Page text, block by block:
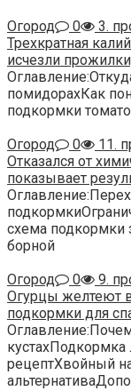
Огород
0
3.
Трехкратная
исчезли
помидорахКак
подкормки
Огород
0
11.
Отказался от
показывает
схема подкормки
борной
Огород
0
9.
Огурцы желтеют в
подкормки для
рецептХвойный